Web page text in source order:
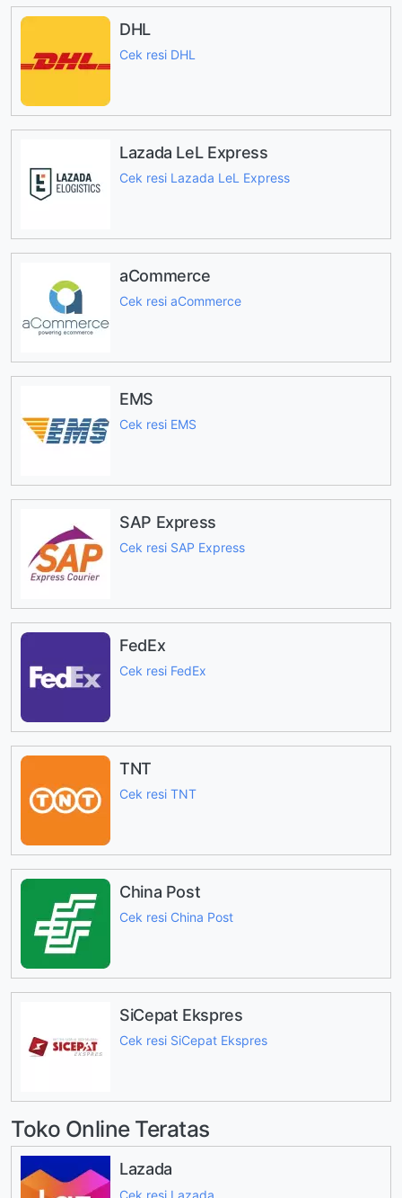
DHL
Cek resi DHL
Lazada LeL Express
Cek resi Lazada LeL Express
aCommerce
Cek resi aCommerce
EMS
Cek resi EMS
SAP Express
Cek resi SAP Express
FedEx
Cek resi FedEx
TNT
Cek resi TNT
China Post
Cek resi China Post
SiCepat Ekspres
Cek resi SiCepat Ekspres
Toko Online Teratas
Lazada
Cek resi Lazada